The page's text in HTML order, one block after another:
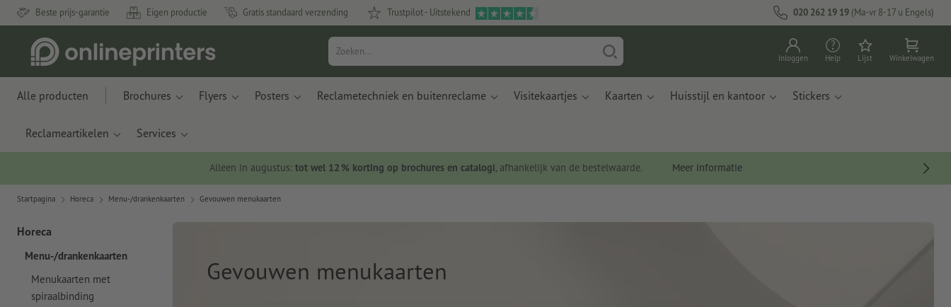
Beste prijs-garantie Eigen productie Gratis standaard verzending Trustpilot - Uitstekend 020 262 19 19 (Ma-vr 8-17 u Engels)
Inloggen Help Lijst Winkelwagen
Alle producten Brochures Flyers Posters Reclametechniek en buitenreclame Visitekaartjes Kaarten Huisstijl en kantoor Stickers
Reclameartikelen Services
Alleen in augustus: tot wel 12 % korting op brochures en catalogi, afhankelijk van de bestelwaarde. Meer informatie
Startpagina Horeca Menu-/drankenkaarten Gevouwen menukaarten
Horeca
Menu-/drankenkaarten
Menukaarten met
spiraalbinding
Gevouwen menukaarten